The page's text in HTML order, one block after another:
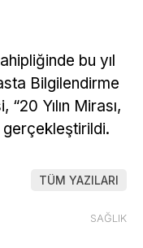
bu yıl
Bilgilendirme
“20 Yılın Mirası,
gerçekleştirildi.
TÜM YAZILARI
SAĞLIK